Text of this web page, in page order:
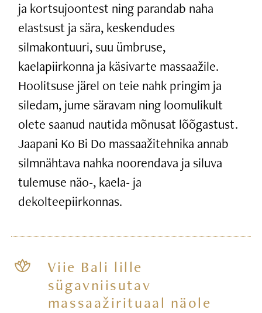
ja kortsujoontest ning parandab naha
elastsust ja sära, keskendudes
silmakontuuri, suu ümbruse,
kaelapiirkonna ja käsivarte massaažile.
Hoolitsuse järel on teie nahk pringim ja
siledam, jume säravam ning loomulikult
olete saanud nautida mõnusat lõõgastust.
Jaapani Ko Bi Do massaažitehnika annab
silmnähtava nahka noorendava ja siluva
tulemuse näo-, kaela- ja
dekolteepiirkonnas.
Viie Bali lille
sügavniisutav
massaažirituaal näole